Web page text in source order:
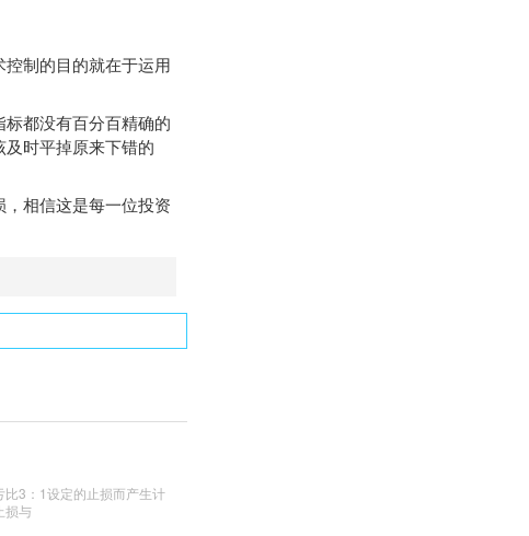
制的目的就在于运用
标都没有百分百精确的
时平掉原来下错的
相信这是每一位投资
3：1设定的止损而产生计
损与